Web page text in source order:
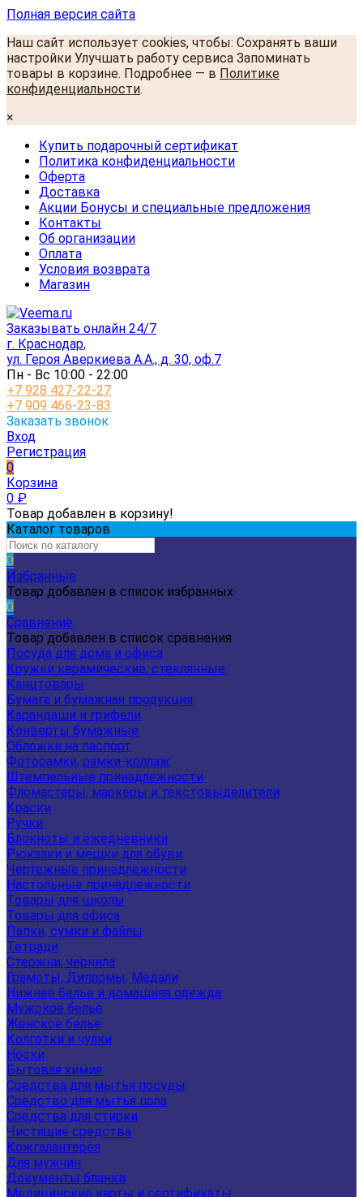
Полная версия сайта
Наш сайт использует cookies, чтобы: Сохранять ваши
настройки Улучшать работу сервиса Запоминать
товары в корзине. Подробнее — в Политике
конфиденциальности.
×
Купить подарочный сертификат
Политика конфиденциальности
Оферта
Доставка
Акции Бонусы и специальные предложения
Контакты
Об организации
Оплата
Условия возврата
Магазин
Заказывать онлайн 24/7
г. Краснодар,
ул. Героя Аверкиева А.А., д. 30, оф.7
Пн - Вс 10:00 - 22:00
+7 928 427-22-27
+7 909 466-23-83
Заказать звонок
Вход
Регистрация
0
Корзина
0 ₽
Товар добавлен в корзину!
Каталог товаров
0
Избранные
Товар добавлен в список избранных
0
Сравнение
Товар добавлен в список сравнения
Посуда для дома и офиса
Кружки керамические, стеклянные
Канцтовары
Бумага и бумажная продукция
Карандаши и грифели
Конверты бумажные
Обложки на паспорт
Фоторамки, рамки-коллаж
Штемпельные принадлежности
Фломастеры, маркеры и текстовыделители
Краски
Ручки
Блокноты и ежедневники
Рюкзаки и мешки для обуви
Чертежные принадлежности
Настольные принадлежности
Товары для школы
Товары для офиса
Папки, сумки и файлы
Тетради
Стержни, чернила
Грамоты, Дипломы, Медали
Нижнее белье и домашняя одежда
Мужское белье
Женское белье
Колготки и чулки
Носки
Бытовая химия
Средства для мытья посуды
Средство для мытья пола
Средства для стирки
Чистящие средства
Кожгалантерея
Для мужчин
Документы бланки
Медицинские карты и сертификаты